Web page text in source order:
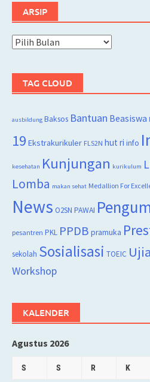
ARSIP
Arsip
TAG CLOUD
ausbildung Baksos Bantuan Beasiswa
19 Ekstrakurikuler FLS2N hut ri info
kesehatan Kunjungan kurikulum
Lomba makan sehat Medallion For
News O2SN PAWAI
pesantren PKL PPDB pramuka
sekolah Sosialisasi TOEIC
Workshop
KALENDER
Agustus 2026
S S R K